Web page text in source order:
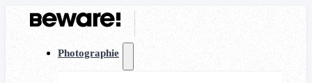
Photographie